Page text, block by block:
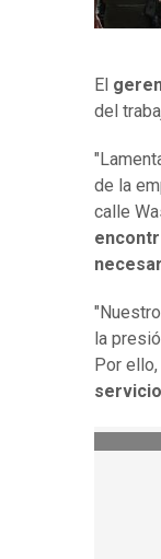
El
del
de la
calle
la
Por ello,